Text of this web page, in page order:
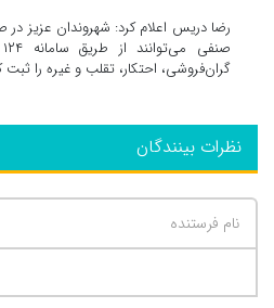
رضا دریس اعلام کرد: شهروندان عزیز
گران‌فروشی، احتکار، تقلب و غیره را ثبت
نظرات بینندگان